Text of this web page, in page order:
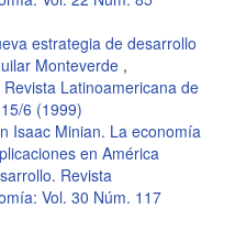
estrategia de desarrollo
Monteverde ,
Latinoamericana de
6 (1999)
Isaac Minian. La economía
en América
Revista
Vol. 30 Núm. 117